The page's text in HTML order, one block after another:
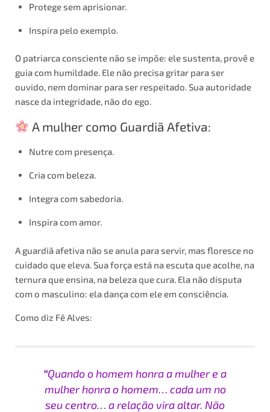
Protege sem aprisionar.
Inspira pelo exemplo.
O patriarca consciente não se impõe: ele sustenta, provê e
guia com humildade. Ele não precisa gritar para ser
ouvido, nem dominar para ser respeitado. Sua autoridade
nasce da integridade, não do ego.
A mulher como Guardiã Afetiva:
Nutre com presença.
Cria com beleza.
Integra com sabedoria.
Inspira com amor.
A guardiã afetiva não se anula para servir, mas floresce no
cuidado que eleva. Sua força está na escuta que acolhe, na
ternura que ensina, na beleza que cura. Ela não disputa
com o masculino: ela dança com ele em consciência.
Como diz Fê Alves:
“Quando o homem honra a mulher e a
mulher honra o homem… cada um no
seu centro… a relação vira altar. Não